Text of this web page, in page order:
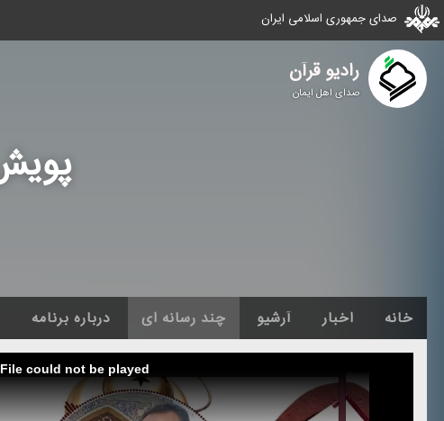
صدای جمهوری اسلامی ایران
رادیو قرآن
صدای اهل ایمان
خانه اخبار آرشیو چند رسانه ای درباره برنامه
could not be played